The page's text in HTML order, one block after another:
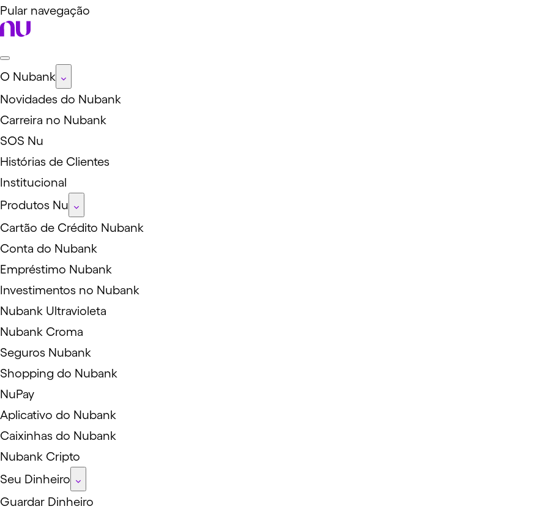
Pular navegação
O Nubank
Novidades do Nubank
Carreira no Nubank
SOS Nu
Histórias de Clientes
Institucional
Produtos Nu
Cartão de Crédito Nubank
Conta do Nubank
Empréstimo Nubank
Investimentos no Nubank
Nubank Ultravioleta
Nubank Croma
Seguros Nubank
Shopping do Nubank
NuPay
Aplicativo do Nubank
Caixinhas do Nubank
Nubank Cripto
Seu Dinheiro
Guardar Dinheiro